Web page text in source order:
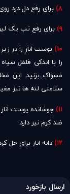
۸) برای رفع دل درد
۹) برای رفع تب یک
۱۰) پوست انار را در
را با اندکی فلفل
مسواک بزنید. این
سلامتی لثه ها نیز
۱۱) جوشانده پوست
ضد کرم نیز دارد.
۱۲) دانه انار برای
ارسال بازخورد